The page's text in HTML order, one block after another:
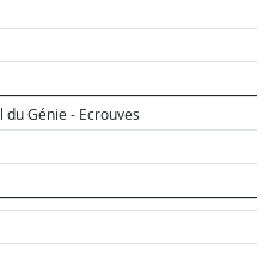
du Génie - Ecrouves